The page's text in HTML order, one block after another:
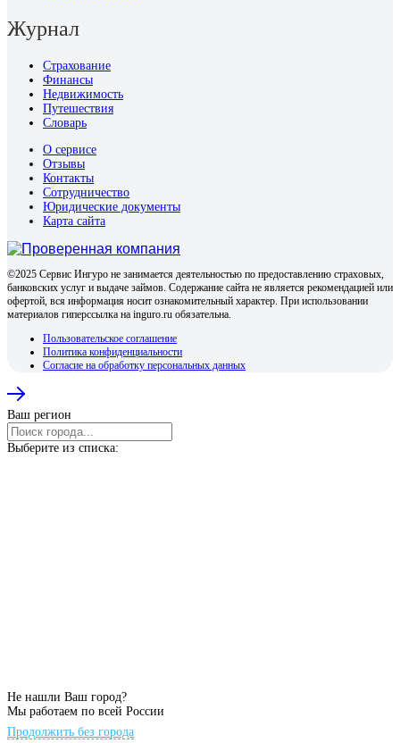
Журнал
Страхование
Финансы
Недвижимость
Путешествия
Словарь
О сервисе
Отзывы
Контакты
Сотрудничество
Юридические документы
Карта сайта
©2025 Сервис Ингуро не занимается деятельностью по предоставлению страховых,
банковских услуг и выдаче займов. Содержание сайта не является рекомендацией или
офертой, вся информация носит ознакомительный характер. При использовании
материалов гиперссылка на inguro.ru обязательна.
Пользовательское соглашение
Политика конфиденциальности
Согласие на обработку персональных данных
Ваш регион
Выберите из списка:
Не нашли Ваш город?
Мы работаем по всей России
Продолжить без города